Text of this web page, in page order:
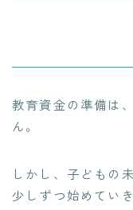
教育資金の準備は
ん。
しかし、子どもの
少しずつ始めてい